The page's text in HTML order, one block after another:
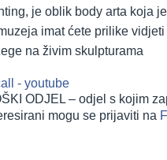
ODJEL – odjel s kojim
je oblik body arta koja
imat ćete prilike
na živim skulpturama
- youtube
mogu se prijaviti na